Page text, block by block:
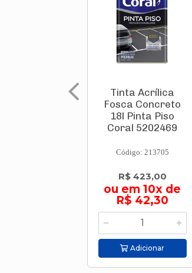
Tinta Acrílica
Fosca Concreto
18l Pinta Piso
Coral 5202469
Código: 213705
R$ 423,00
ou em 10x de
R$ 42,30
Adicionar